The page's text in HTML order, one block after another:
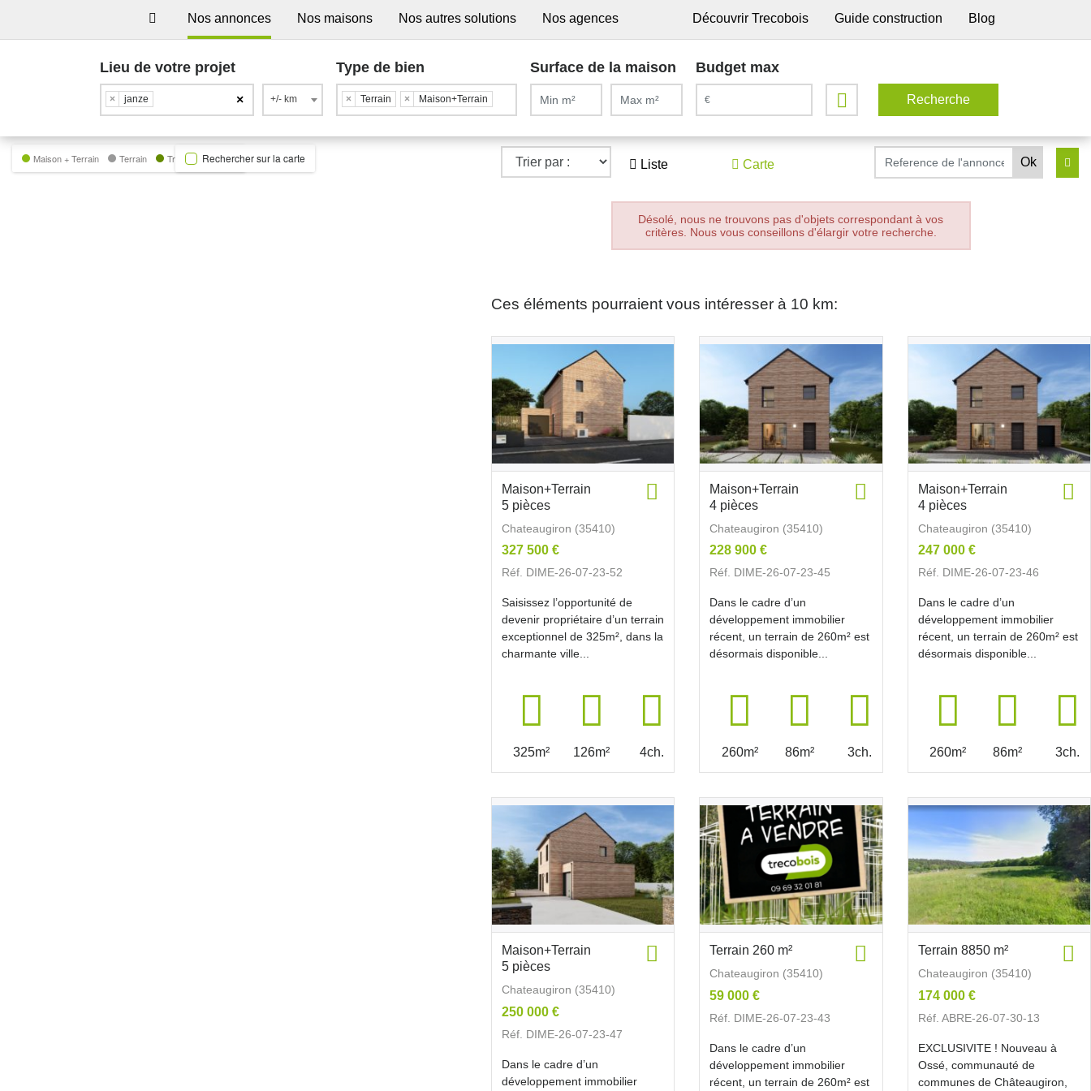
Nos annonces Nos maisons Nos autres solutions Nos agences Découvrir Trecobois Guide construction Blog
Lieu de votre projet
×
× janze +/- km
Type de bien
× Terrain × Maison+Terrain
Surface de la maison Budget max
Liste Carte
Maison + Terrain Terrain Trecobat GreenRechercher sur la carte
Désolé, nous ne trouvons pas d'objets correspondant à vos
critères. Nous vous conseillons d'élargir votre recherche.
Ces éléments pourraient vous intéresser à 10 km:
Maison+Terrain
5 pièces
Chateaugiron (35410)
327 500 €
Réf. DIME-26-07-23-52
Saisissez l’opportunité de
devenir propriétaire d’un terrain
exceptionnel de 325m², dans la
charmante ville...
325m² 126m² 4ch.
Maison+Terrain
4 pièces
Chateaugiron (35410)
228 900 €
Réf. DIME-26-07-23-45
Dans le cadre d’un
développement immobilier
récent, un terrain de 260m² est
désormais disponible...
260m² 86m² 3ch.
Maison+Terrain
4 pièces
Chateaugiron (35410)
247 000 €
Réf. DIME-26-07-23-46
Dans le cadre d’un
développement immobilier
récent, un terrain de 260m² est
désormais disponible...
260m² 86m² 3ch.
Maison+Terrain
5 pièces
Chateaugiron (35410)
250 000 €
Réf. DIME-26-07-23-47
Dans le cadre d’un
développement immobilier
Terrain 260 m²
Chateaugiron (35410)
59 000 €
Réf. DIME-26-07-23-43
Dans le cadre d’un
développement immobilier
récent, un terrain de 260m² est
Terrain 8850 m²
Chateaugiron (35410)
174 000 €
Réf. ABRE-26-07-30-13
EXCLUSIVITE ! Nouveau à
Ossé, communauté de
communes de Châteaugiron,